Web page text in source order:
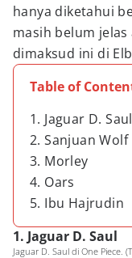
hanya diketahui
masih belum jelas
dimaksud ini di
Table of
1. Jaguar D. Saul
2. Sanjuan Wolf
3. Morley
4. Oars
5. Ibu Hajrudin
1. Jaguar D. Saul
Jaguar D. Saul di One Piece.